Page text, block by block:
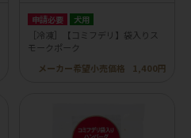
申請必要 犬用
［冷凍］【コミフデリ】袋入りス
モークポーク
メーカー希望小売価格
1,400円